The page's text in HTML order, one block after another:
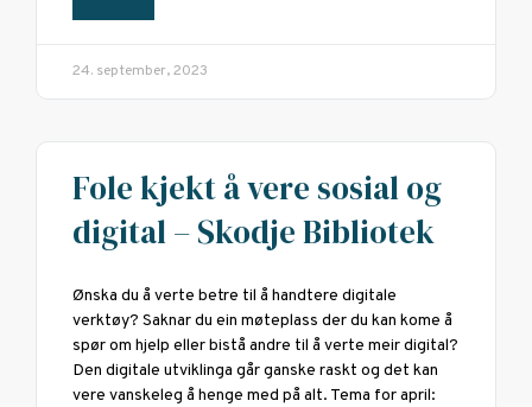
24. september, 2023
Fole kjekt å vere sosial og
digital – Skodje Bibliotek
Ønska du å verte betre til å handtere digitale
verktøy? Saknar du ein møteplass der du kan kome å
spør om hjelp eller bistå andre til å verte meir digital?
Den digitale utviklinga går ganske raskt og det kan
vere vanskeleg å henge med på alt. Tema for april: